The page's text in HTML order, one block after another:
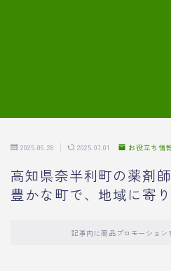
2025.06.28 2025.07.01 お役立ち情
高知県奈半利町の薬剤
豊かな町で、地域に寄
記事内に商品プロモーショ